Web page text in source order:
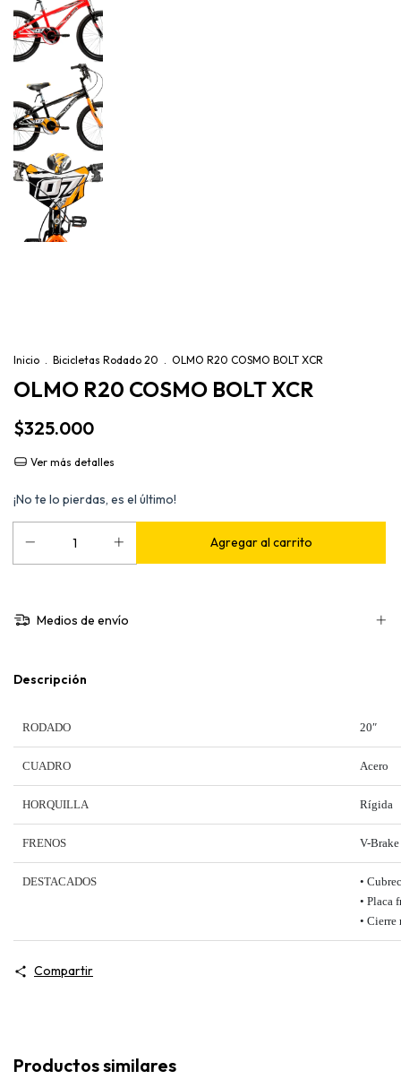
Inicio Bicicletas Rodado 20 OLMO R20 COSMO BOLT XCR
OLMO R20 COSMO BOLT XCR
$325.000
Ver más detalles
¡No te lo pierdas, es el último!
Medios de envío
Descripción
RODADO 20″
CUADRO Acero
HORQUILLA Rígida
FRENOS V-
DESTACADOS
•
• Placa
• Cierre
Compartir
Productos similares